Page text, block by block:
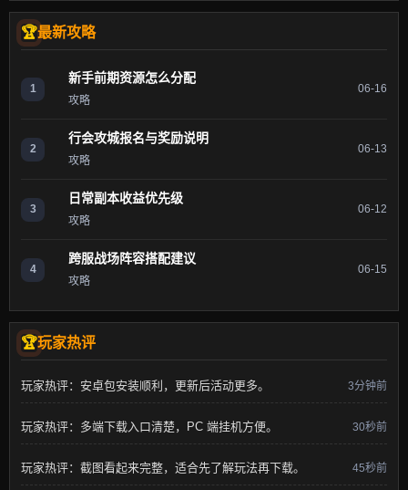
最新攻略
1
新手前期资源怎么分配
攻略
06-16
2
行会攻城报名与奖励说明
攻略
06-13
3
日常副本收益优先级
攻略
06-12
4
跨服战场阵容搭配建议
攻略
06-15
玩家热评
玩家热评：安卓包安装顺利，更新后活动更多。 3分钟前
玩家热评：多端下载入口清楚，PC 端挂机方便。 30秒前
玩家热评：截图看起来完整，适合先了解玩法再下载。 45秒前